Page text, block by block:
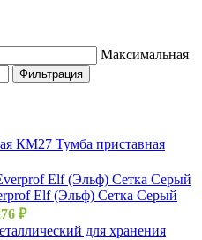
Максимальная
Фильтрация
КМ27 Тумба приставная
Elf (Эльф) Сетка Серый
₽